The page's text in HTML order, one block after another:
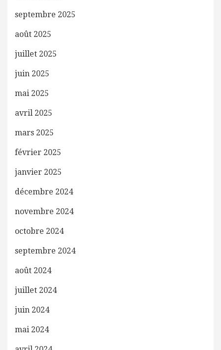
septembre 2025
août 2025
juillet 2025
juin 2025
mai 2025
avril 2025
mars 2025
février 2025
janvier 2025
décembre 2024
novembre 2024
octobre 2024
septembre 2024
août 2024
juillet 2024
juin 2024
mai 2024